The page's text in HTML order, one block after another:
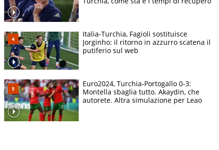
Italia-Turchia, Fagioli sostituisce
Jorginho: il ritorno in azzurro scatena il
putiferio sul web
Euro2024, Turchia-Portogallo 0-3:
Montella sbaglia tutto. Akaydin, che
autorete. Altra simulazione per Leao